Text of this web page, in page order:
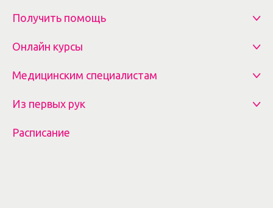
Получить помощь
Онлайн курсы
Медицинским специалистам
Из первых рук
Расписание